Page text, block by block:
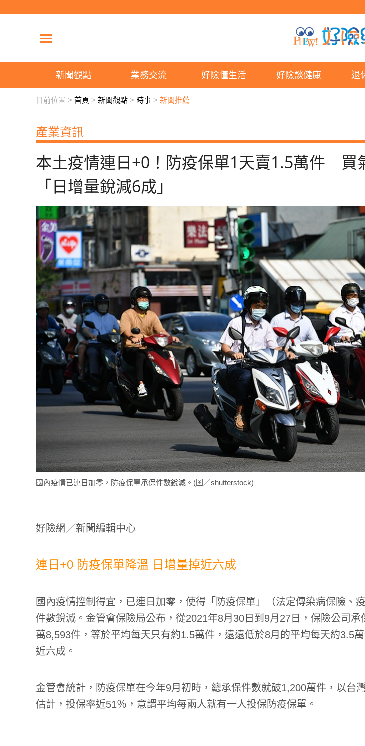
新聞觀點 業務交流 好險懂生活 好險談健康 退
目前位置 > 首頁 > 新聞觀點 > 時事 > 新聞推薦
產業資訊
本土疫情連日+0！防疫保單1天賣1.5萬件 買
「日增量銳減6成」
國內疫情已連日加零，防疫保單承保件數銳減。(圖／shutterstock)
好險網／新聞編輯中心
連日+0 防疫保單降溫 日增量掉近六成
國內疫情控制得宜，已連日加零，使得「防疫保單」（法定傳染病保險、
件數銳減。金管會保險局公布，從2021年8月30日到9月27日，保險公司承
萬8,593件，等於平均每天只有約1.5萬件，遠遠低於8月的平均每天約3.5
近六成。
金管會統計，防疫保單在今年9月初時，總承保件數就破1,200萬件，以台
估計，投保率近51％，意謂平均每兩人就有一人投保防疫保單。